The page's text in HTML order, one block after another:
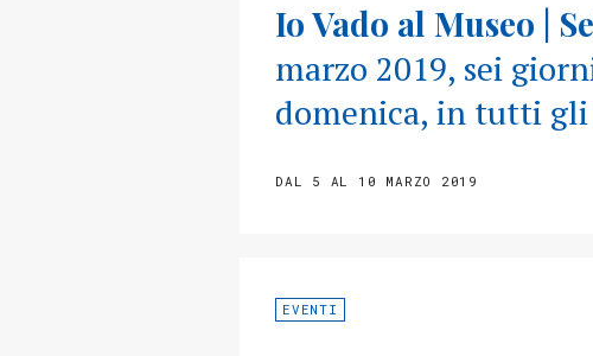
Io Vado al Museo |
marzo 2019, sei
domenica, in tutti
DAL 5 AL 10 MARZO 2019
EVENTI